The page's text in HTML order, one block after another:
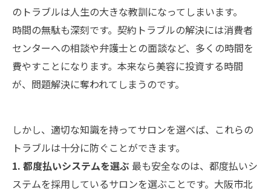
のトラブルは人生の大きな教訓になってしまいます。
時間の無駄も深刻です。契約トラブルの解決には消費者
センターへの相談や弁護士との面談など、多くの時間を
費やすことになります。本来なら美容に投資する時間
が、問題解決に奪われてしまうのです。
しかし、適切な知識を持ってサロンを選べば、これらの
トラブルは十分に防ぐことができます。
1. 都度払いシステムを選ぶ 最も安全なのは、都度払いシ
ステムを採用しているサロンを選ぶことです。大阪市北